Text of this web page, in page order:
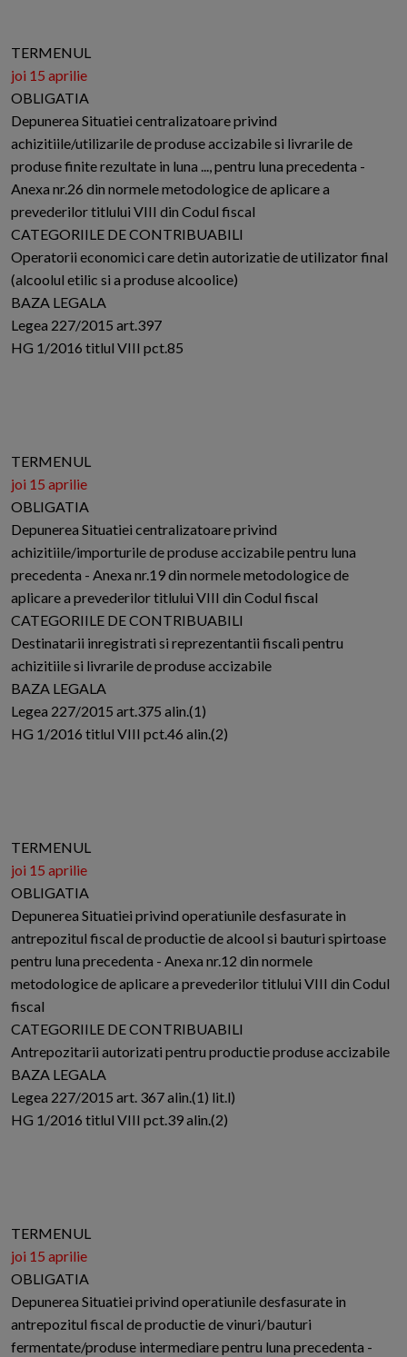
TERMENUL
joi 15 aprilie
OBLIGATIA
Depunerea Situatiei centralizatoare privind
achizitiile/utilizarile de produse accizabile si livrarile de
produse finite rezultate in luna ..., pentru luna precedenta -
Anexa nr.26 din normele metodologice de aplicare a
prevederilor titlului VIII din Codul fiscal
CATEGORIILE DE CONTRIBUABILI
Operatorii economici care detin autorizatie de utilizator final
(alcoolul etilic si a produse alcoolice)
BAZA LEGALA
Legea 227/2015 art.397
HG 1/2016 titlul VIII pct.85
TERMENUL
joi 15 aprilie
OBLIGATIA
Depunerea Situatiei centralizatoare privind
achizitiile/importurile de produse accizabile pentru luna
precedenta - Anexa nr.19 din normele metodologice de
aplicare a prevederilor titlului VIII din Codul fiscal
CATEGORIILE DE CONTRIBUABILI
Destinatarii inregistrati si reprezentantii fiscali pentru
achizitiile si livrarile de produse accizabile
BAZA LEGALA
Legea 227/2015 art.375 alin.(1)
HG 1/2016 titlul VIII pct.46 alin.(2)
TERMENUL
joi 15 aprilie
OBLIGATIA
Depunerea Situatiei privind operatiunile desfasurate in
antrepozitul fiscal de productie de alcool si bauturi spirtoase
pentru luna precedenta - Anexa nr.12 din normele
metodologice de aplicare a prevederilor titlului VIII din Codul
fiscal
CATEGORIILE DE CONTRIBUABILI
Antrepozitarii autorizati pentru productie produse accizabile
BAZA LEGALA
Legea 227/2015 art. 367 alin.(1) lit.l)
HG 1/2016 titlul VIII pct.39 alin.(2)
TERMENUL
joi 15 aprilie
OBLIGATIA
Depunerea Situatiei privind operatiunile desfasurate in
antrepozitul fiscal de productie de vinuri/bauturi
fermentate/produse intermediare pentru luna precedenta -